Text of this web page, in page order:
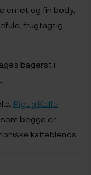
en let og fin body,
frugtagtig
bagerst i
Rigtig Kaffe
, som begge er
kaffeblends.